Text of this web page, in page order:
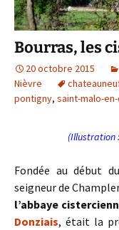
Bourras, les
20 octobre 2015
Nièvre
pontigny, saint-malo-
(Illustration
Fondée au début
seigneur de
l’abbaye
Donziais, était la